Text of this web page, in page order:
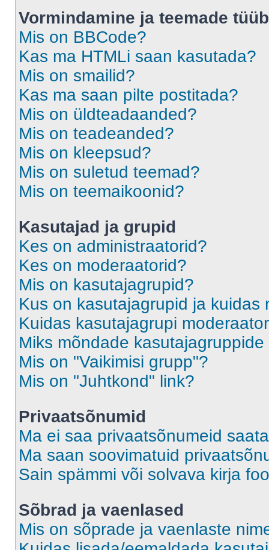
Vormindamine ja teemade
Mis on BBCode?
Kas ma HTMLi saan kasutada?
Mis on smailid?
Kas ma saan pilte postitada?
Mis on üldteadaanded?
Mis on teadeanded?
Mis on kleepsud?
Mis on suletud teemad?
Mis on teemaikoonid?
Kasutajad ja grupid
Kes on administraatorid?
Kes on moderaatorid?
Mis on kasutajagrupid?
Kus on kasutajagrupid ja kuidas
Kuidas kasutajagrupi
Miks mõndade
Mis on "Vaikimisi grupp"?
Mis on "Juhtkond" link?
Privaatsõnumid
Ma ei saa privaatsõnumeid
Ma saan soovimatuid
Sain spämmi või solvava kirja
Sõbrad ja vaenlased
Mis on sõprade ja vaenlaste